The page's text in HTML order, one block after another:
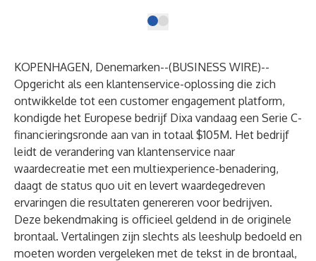
KOPENHAGEN, Denemarken--(BUSINESS WIRE)--
Opgericht als een klantenservice-oplossing die zich
ontwikkelde tot een customer engagement platform,
kondigde het Europese bedrijf Dixa vandaag een Serie C-
financieringsronde aan van in totaal $105M. Het bedrijf
leidt de verandering van klantenservice naar
waardecreatie met een multiexperience-benadering,
daagt de status quo uit en levert waardegedreven
ervaringen die resultaten genereren voor bedrijven.
Deze bekendmaking is officieel geldend in de originele
brontaal. Vertalingen zijn slechts als leeshulp bedoeld en
moeten worden vergeleken met de tekst in de brontaal,